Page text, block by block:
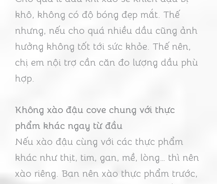
khô, không có độ bóng đẹp mắt. Thế
nhưng, nếu cho quá nhiều dầu cũng ảnh
hưởng không tốt tới sức khỏe. Thế nên,
chị em nội trợ cần căn đo lượng dầu phù
hợp.
Không xào đậu cove chung với thực
phẩm khác ngay từ đầu
Nếu xào đậu cùng với các thực phẩm
khác như thịt, tim, gan, mề, lòng… thì nên
xào riêng. Bạn nên xào thực phẩm trước,